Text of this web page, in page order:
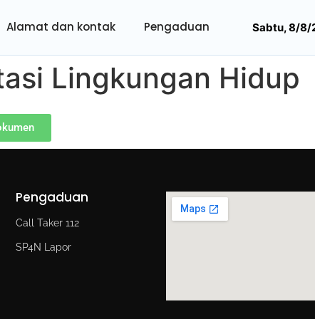
Alamat dan kontak Pengaduan Sabtu, 8/8/
Lingkungan Hidup
Pengaduan
Call Taker 112
SP4N Lapor